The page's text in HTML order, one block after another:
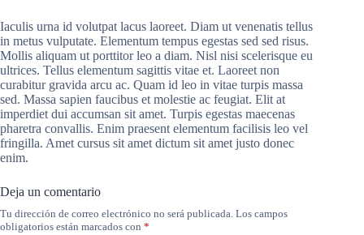
Iaculis urna id volutpat lacus laoreet. Diam ut venenatis tellus
in metus vulputate. Elementum tempus egestas sed sed risus.
Mollis aliquam ut porttitor leo a diam. Nisl nisi scelerisque eu
ultrices. Tellus elementum sagittis vitae et. Laoreet non
curabitur gravida arcu ac. Quam id leo in vitae turpis massa
sed. Massa sapien faucibus et molestie ac feugiat. Elit at
imperdiet dui accumsan sit amet. Turpis egestas maecenas
pharetra convallis. Enim praesent elementum facilisis leo vel
fringilla. Amet cursus sit amet dictum sit amet justo donec
enim.
Deja un comentario
Tu dirección de correo electrónico no será publicada. Los campos
obligatorios están marcados con *